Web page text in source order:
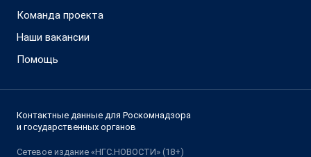
Команда проекта
Наши вакансии
Помощь
Контактные данные для Роскомнадзора
и государственных органов
Сетевое издание «НГС.НОВОСТИ» (18+)